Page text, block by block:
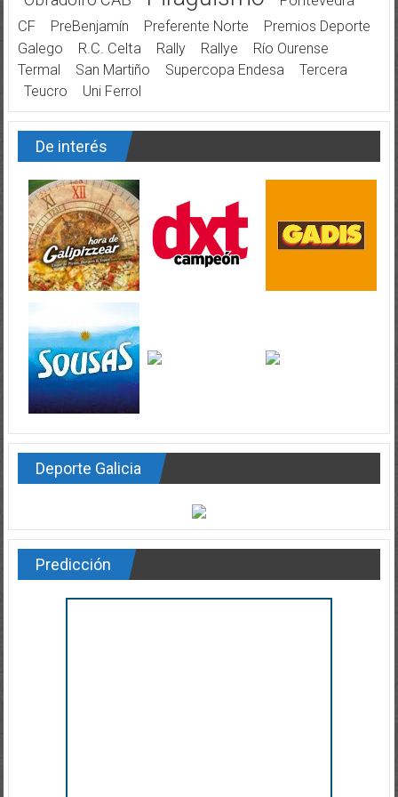
CF
PreBenjamín Preferente Norte
Premios Deporte
Galego
R.C. Celta Rally Rallye
Río Ourense
Termal
San Martiño Supercopa Endesa
Tercera
Teucro
Uni Ferrol
De interés
Deporte Galicia
Predicción